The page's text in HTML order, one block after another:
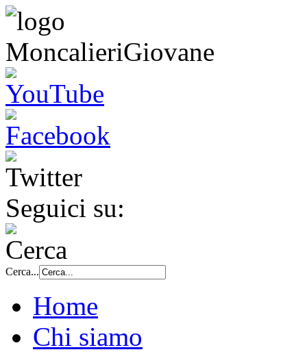
Seguici su:
Cerca...
Home
Chi siamo